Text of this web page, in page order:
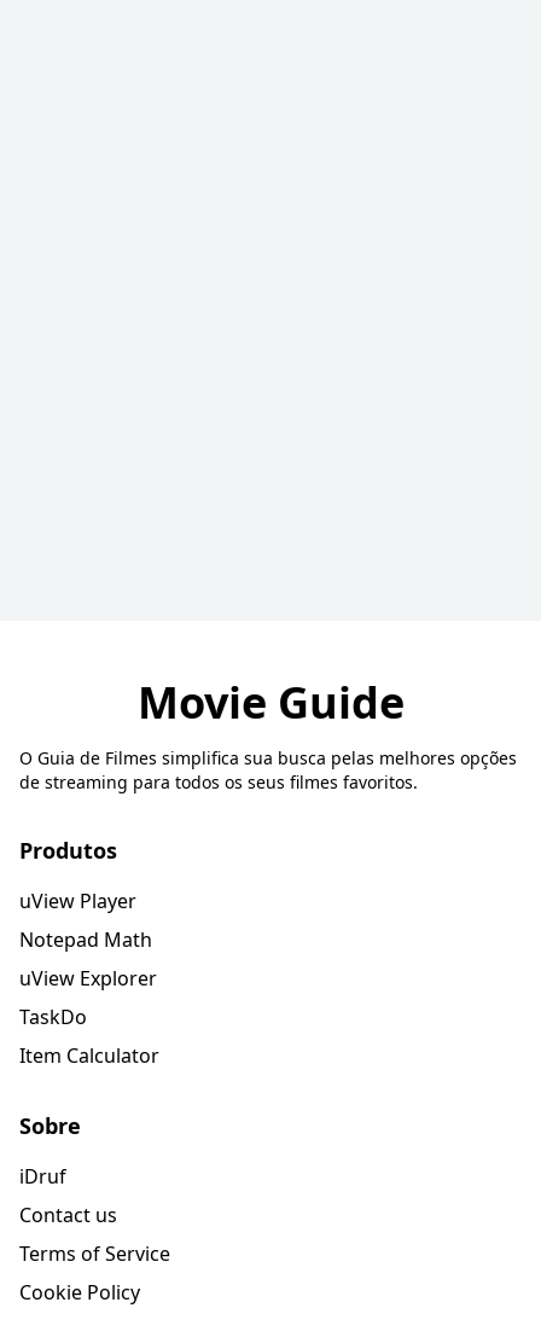
Movie Guide
O Guia de Filmes simplifica sua busca pelas melhores opções
de streaming para todos os seus filmes favoritos.
Produtos
uView Player
Notepad Math
uView Explorer
TaskDo
Item Calculator
Sobre
iDruf
Contact us
Terms of Service
Cookie Policy